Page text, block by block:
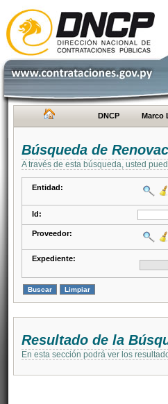
DNCP Marco
Búsqueda de
A través de esta búsqueda, usted
Entidad:
Id:
Proveedor:
Expediente:
Resultado de la
En esta sección podrá ver los